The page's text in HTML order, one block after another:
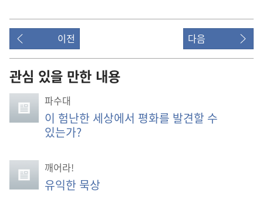
이전 다음
관심 있을 만한 내용
파수대
이 험난한 세상에서 평화를 발견할 수
있는가?
깨어라!
유익한 묵상